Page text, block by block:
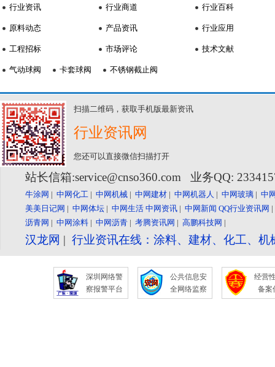
行业资讯
原料动态
工程招标
行业商道
产品资讯
市场评论
行业百科
行业应用
技术文献
气动球阀 卡套球阀 不锈钢截止阀
扫描二维码，获取手机版最新资讯
行业资讯网
您还可以直接微信扫描打开
站长信箱:service@cnso360.com 业务QQ:
牛涂网 | 中网化工 | 中网机械 | 中网建材 | 中网机器人 | 中网玻璃 | 中
美美日记网 | 中网体坛 | 中网生活 中网资讯 | 中网新闻 QQ行业资讯网
沥青网 | 中网涂料 | 中网沥青 | 考腾资讯网 | 高鹏科技网 |
汉龙网 | 行业资讯在线：涂料、建材、化工、
深圳网络警
察报警平台
公共信息安
全网络监察
经营
备案